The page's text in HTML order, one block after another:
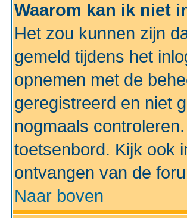
Waarom kan ik niet
Het zou kunnen zijn
gemeld tijdens het
opnemen met de
geregistreerd en niet
nogmaals
toetsenbord. Kijk ook
ontvangen van de
Naar boven